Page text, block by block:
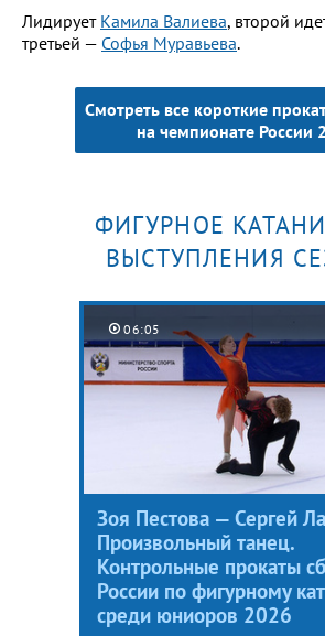
Лидирует Камила Валиева, второй
третьей — Софья Муравьева.
Смотреть все короткие
на чемпионате России
ФИГУРНОЕ
ВЫСТУПЛЕНИЯ
06:05
Зоя Пестова — Сергей
Произвольный танец.
Контрольные прокаты
России по фигурному
среди юниоров 2026